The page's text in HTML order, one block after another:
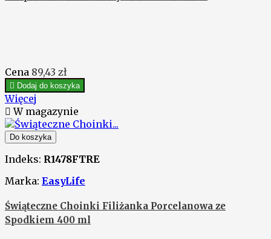
Cena 89,43 zł
 Dodaj do koszyka
Więcej
 W magazynie
Do koszyka
Indeks: R1478FTRE
Marka: EasyLife
Świąteczne Choinki Filiżanka Porcelanowa ze
Spodkiem 400 ml